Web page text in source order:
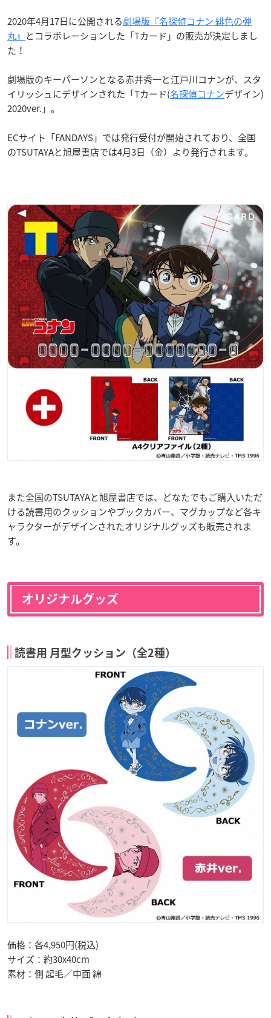
2020年4月17日に公開される劇場版『名探偵コナン 緋色の弾
丸』 とコラボレーションした「Tカード」の販売が決定しまし
た！
劇場版のキーパーソンとなる赤井秀一と江戸川コナンが、スタ
イリッシュにデザインされた「Tカード(名探偵コナンデザイン)
2020ver.」。
ECサイト「FANDAYS」では発行受付が開始されており、全国
のTSUTAYAと旭屋書店では4月3日（金）より発行されます。
また全国のTSUTAYAと旭屋書店では、どなたでもご購入いただ
ける読書用のクッションやブックカバー、マグカップなど各キ
ャラクターがデザインされたオリジナルグッズも販売されま
す。
オリジナルグッズ
読書用 月型クッション（全2種）
価格：各4,950円(税込)
サイズ：約30x40cm
素材：側 起毛／中面 綿